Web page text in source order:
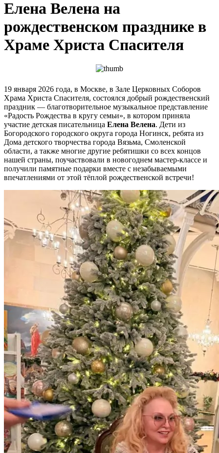
Елена Велена на
рождественском празднике в
Храме Христа Спасителя
19 января 2026 года, в Москве, в Зале Церковных Соборов
Храма Христа Спасителя, состоялся добрый рождественский
праздник — благотворительное музыкальное представление
«Радость Рождества в кругу семьи», в котором приняла
участие детская писательница Елена Велена. Дети из
Богородского городского округа города Ногинск, ребята из
Дома детского творчества города Вязьма, Смоленской
области, а также многие другие ребятишки со всех концов
нашей страны, поучаствовали в новогоднем мастер-классе и
получили памятные подарки вместе с незабываемыми
впечатлениями от этой тёплой рождественской встречи!